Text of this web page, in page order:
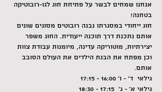
אנחנו שמחים לבשר על פתיחת חוג לגו-רובוטיקה
בטחנה!
חוג ייחודי במסגרתו נבנה רובוטים מסוגים שונים
אותם נתכנת דרך תוכנה ייעודית. החוג משפר
יצירתיות, מוטוריקה עדינה, מיומנות עבודת צוות
וכן מפתח את הבנת הילדים את העולם הסובב
אותם.
גילאי  ד' - ו' 16:00 - 17:15
גילאי א' - ג'  17:15 - 18:30